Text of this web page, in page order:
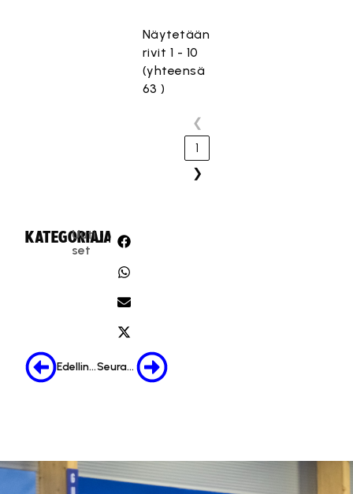
Näytetään
rivit 1 - 10
(yhteensä
63 )
❮
1
❯
KATEGORIA:
Uuti
set
JAA:
Edellinen Seuraava